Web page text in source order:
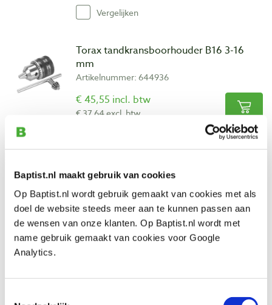
Baptist.nl maakt gebruik van cookies
Op Baptist.nl wordt gebruik gemaakt van cookies met als
doel de website steeds meer aan te kunnen passen aan
de wensen van onze klanten. Op Baptist.nl wordt met
name gebruik gemaakt van cookies voor Google
Analytics.
Vergelijken
Torax tandkransboorhouder B16 3-16
mm
Artikelnummer: 644936
€ 45,55 incl. btw
€ 37,64 excl. btw
Vergelijken
Boorhouderstift mc2 - B16 voor
houtdraaibank en boorkop
Artikelnummer: 366073
€ 10,85 incl. btw